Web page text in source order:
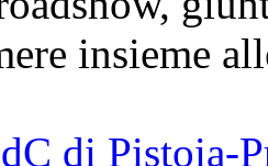
insieme
di